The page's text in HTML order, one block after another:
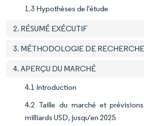
1.3 Hypothèses de l'étude
2. RÉSUMÉ EXÉCUTIF
3. MÉTHODOLOGIE DE RECHERCHE
4. APERÇU DU MARCHÉ
4.1 Introduction
4.2 Taille du marché et
milliards USD, jusqu'en 2025